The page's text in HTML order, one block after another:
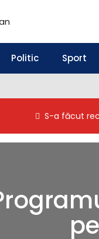
Politic Sport
S-a făcut